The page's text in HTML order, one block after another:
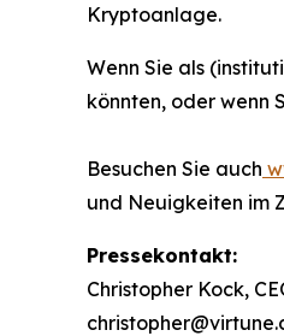
Kryptoanlage.
Wenn Sie als
könnten, oder wenn
Besuchen Sie auch
und Neuigkeiten im
Pressekontakt:
Christopher Kock,